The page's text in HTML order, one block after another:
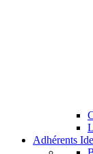
Adhérents